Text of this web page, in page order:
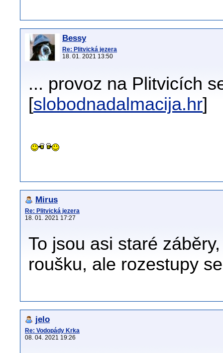
Bessy
Re: Plitvická jezera
18. 01. 2021 13:50
... provoz na Plitvicích
[slobodnadalmacija.hr]
Mirus
Re: Plitvická jezera
18. 01. 2021 17:27
To jsou asi staré
roušku, ale rozestupy
jelo
Re: Vodopády Krka
08. 04. 2021 19:26